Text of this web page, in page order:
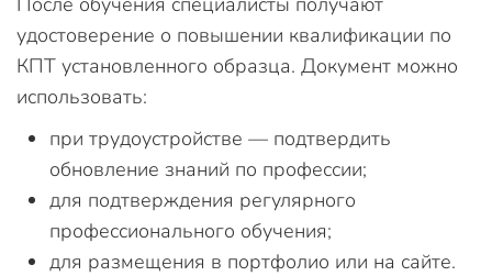
удостоверение о повышении квалификации по
КПТ установленного образца. Документ можно
использовать:
при трудоустройстве — подтвердить
обновление знаний по профессии;
для подтверждения регулярного
профессионального обучения;
для размещения в портфолио или на сайте.